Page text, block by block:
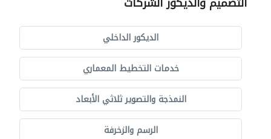
الديكور الداخلي
خدمات التخطيط المعماري
النمذجة والتصوير ثلاثي الأبعاد
الرسم والزخرفة